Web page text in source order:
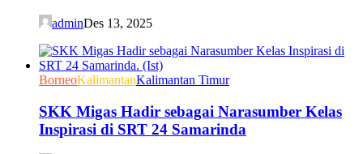
adminDes 13, 2025
BorneoKalimantanKalimantan Timur
SKK Migas Hadir sebagai Narasumber Kelas
Inspirasi di SRT 24 Samarinda